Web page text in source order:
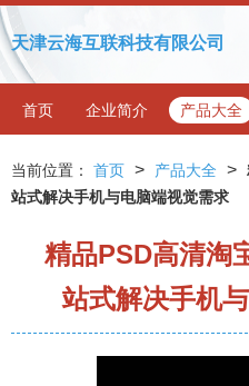
天津云海互联科技有限公司
首页 企业简介 产品大全
当前位置： 首页 > 产品大全 >
站式解决手机与电脑端视觉需求
精品PSD高清淘
站式解决手机